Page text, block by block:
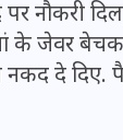
नौकरी
के जेवर
दे